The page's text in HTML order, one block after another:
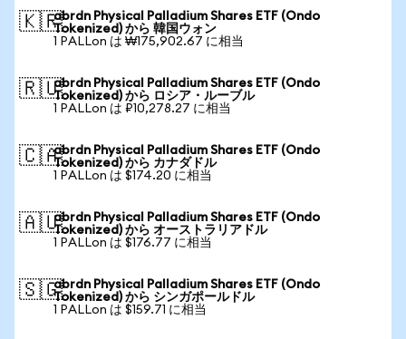
🇰🇷abrdn Physical Palladium Shares ETF (Ondo
Tokenized) から 韓国ウォン
1 PALLon は ₩175,902.67 に相当
🇷🇺abrdn Physical Palladium Shares ETF (Ondo
Tokenized) から ロシア・ルーブル
1 PALLon は ₽10,278.27 に相当
🇨🇦abrdn Physical Palladium Shares ETF (Ondo
Tokenized) から カナダドル
1 PALLon は $174.20 に相当
🇦🇺abrdn Physical Palladium Shares ETF (Ondo
Tokenized) から オーストラリアドル
1 PALLon は $176.77 に相当
🇸🇬abrdn Physical Palladium Shares ETF (Ondo
Tokenized) から シンガポールドル
1 PALLon は $159.71 に相当